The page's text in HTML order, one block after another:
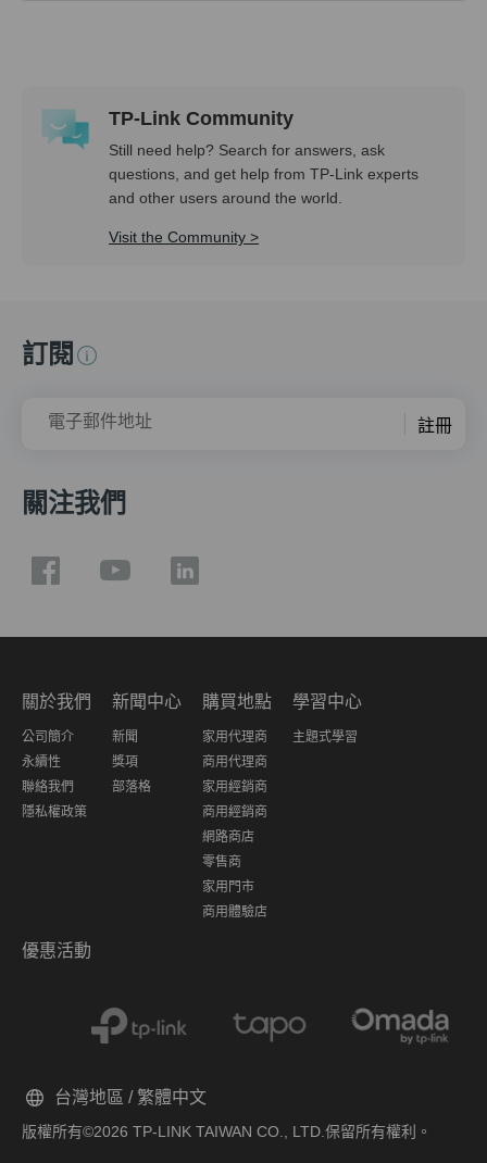
TP-Link Community
Still need help? Search for answers, ask
questions, and get help from TP-Link experts
and other users around the world.
Visit the Community >
訂閱
電子郵件地址 註冊
關注我們
關於我們
公司簡介
永續性
聯絡我們
隱私權政策
新聞中心
新聞
獎項
部落格
購買地點
家用代理商
商用代理商
家用經銷商
商用經銷商
網路商店
零售商
家用門市
商用體驗店
學習中心
主題式學習
優惠活動
版權所有©2026 TP-LINK TAIWAN CO., LTD.保留所有權利。
台灣地區 / 繁體中文